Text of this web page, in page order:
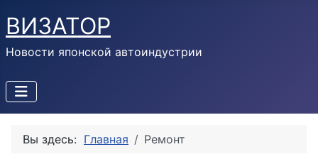
ВИЗАТОР
Новости японской автоиндустрии
Вы здесь: Главная Ремонт